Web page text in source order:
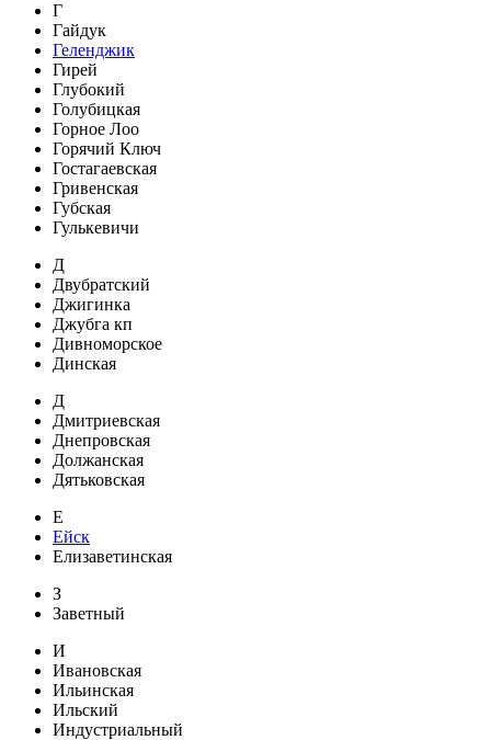
Г
Гайдук
Геленджик
Гирей
Глубокий
Голубицкая
Горное Лоо
Горячий Ключ
Гостагаевская
Гривенская
Губская
Гулькевичи
Д
Двубратский
Джигинка
Джубга кп
Дивноморское
Динская
Д
Дмитриевская
Днепровская
Должанская
Дятьковская
Е
Ейск
Елизаветинская
З
Заветный
И
Ивановская
Ильинская
Ильский
Индустриальный